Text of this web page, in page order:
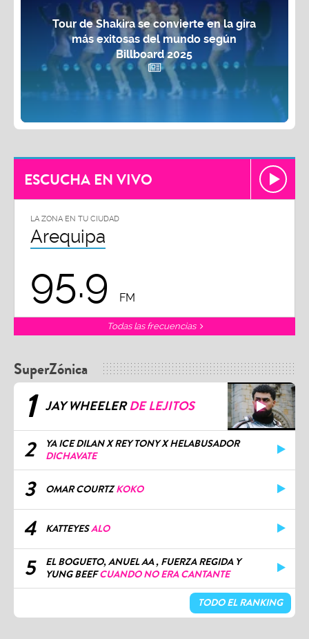
Tour de Shakira se convierte en la gira
más exitosas del mundo según
Billboard 2025
ESCUCHA EN VIVO
LA ZONA EN TU CIUDAD
Arequipa
95.9 FM
Todas las frecuencias
SuperZónica
1 JAY WHEELERDE LEJITOS
2
YA ICE DILAN X REY TONY X HELABUSADOR
DICHAVATE
3 OMAR COURTZKOKO
4 KATTEYESALO
5
EL BOGUETO, ANUEL AA , FUERZA REGIDA Y
YUNG BEEFCUANDO NO ERA CANTANTE
TODO EL RANKING